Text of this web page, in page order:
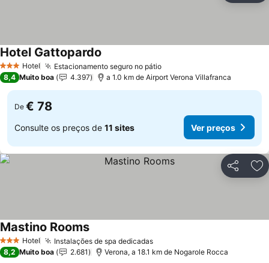
3 EstrelasHotel Estacionamento seguro no pátio
Hotel Gattopardo
8,4 Muito boa 4.397 a 1.0 km de Airport Verona Villafranca
De € 78
Consulte os preços de 11 sites Ver preços
Partilhar
3 EstrelasHotel Instalações de spa dedicadas
Mastino Rooms
8,2 Muito boa 2.681 Verona, a 18.1 km de Nogarole Rocca